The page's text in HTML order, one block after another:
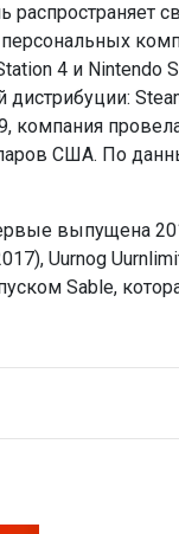
4 и
США. По
выпущена
Uurnog
Sable,